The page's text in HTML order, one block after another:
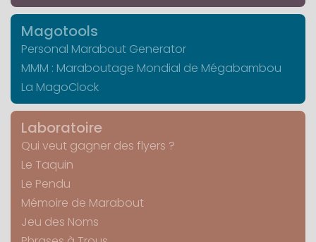
Magotools
Personal Marabout Generator
MMM : Maraboutage Mondial de Mégabambou
La MagoClock
Laboratoire
Qui veut gagner des flyers ?
Le Taquin
Le Pendu
Mémoire de Marabout
Jeu des Noms